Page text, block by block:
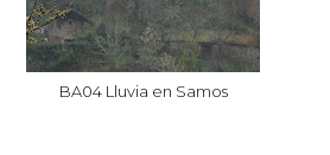
BA04 Lluvia en Samos